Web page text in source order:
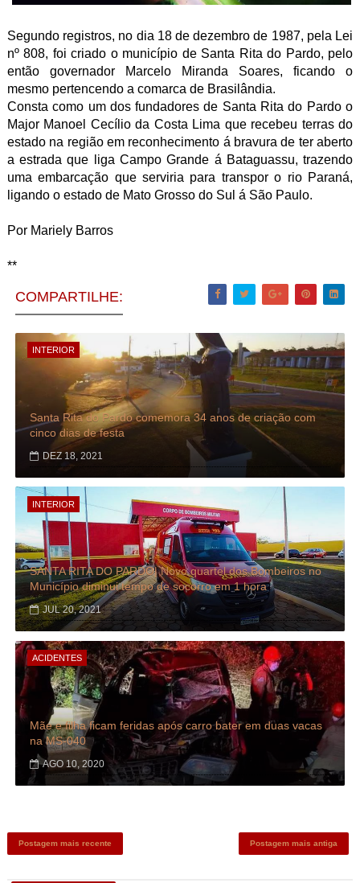
Segundo registros, no dia 18 de dezembro de 1987, pela Lei
nº 808, foi criado o município de Santa Rita do Pardo, pelo
então governador Marcelo Miranda Soares, ficando o
mesmo pertencendo a comarca de Brasilândia.
Consta como um dos fundadores de Santa Rita do Pardo o
Major Manoel Cecílio da Costa Lima que recebeu terras do
estado na região em reconhecimento á bravura de ter aberto
a estrada que liga Campo Grande á Bataguassu, trazendo
uma embarcação que serviria para transpor o rio Paraná,
ligando o estado de Mato Grosso do Sul á São Paulo.
Por Mariely Barros
**
COMPARTILHE:
INTERIOR
Santa Rita do Pardo comemora 34 anos de criação com
cinco dias de festa
DEZ 18, 2021
INTERIOR
SANTA RITA DO PARDO| Novo quartel dos Bombeiros no
Município diminui tempo de socorro em 1 hora
JUL 20, 2021
ACIDENTES
Mãe e filha ficam feridas após carro bater em duas vacas
na MS-040
AGO 10, 2020
Postagem mais recente Postagem mais antiga